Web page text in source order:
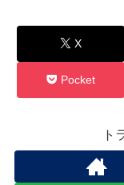
X
Pocket
ト